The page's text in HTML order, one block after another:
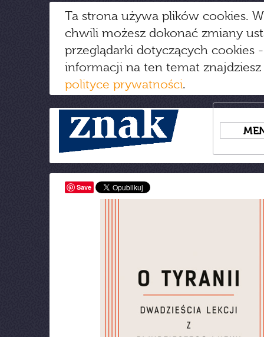
Ta strona używa plików cookies.
chwili możesz dokonać zmiany
przeglądarki dotyczących cookies
informacji na ten temat
polityce prywatności.
Save